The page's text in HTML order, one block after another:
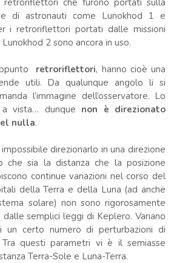
di astronauti come Lunokhod 1 e
i retroriflettori portati dalle missioni
2 sono ancora in uso.
retroriflettori, hanno cioè una
utili. Da qualunque angolo li si
l’immagine dell’osservatore. Lo
vista… dunque non è direzionato
nulla.
direzionarlo in una direzione
che sia la distanza che la posizione
continue variazioni nel corso del
della Terra e della Luna (ad anche
solare) non sono rigorosamente
semplici leggi di Keplero. Variano
certo numero di perturbazioni di
Tra questi parametri vi è il semiasse
Terra-Sole e Luna-Terra.